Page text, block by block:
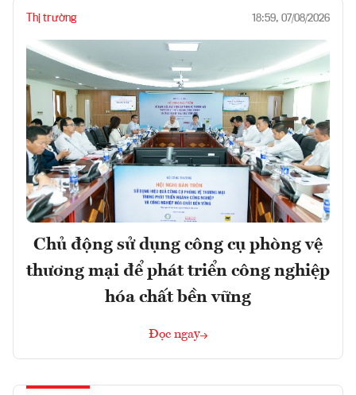
Thị trường 18:59, 07/08/2026
Chủ động sử dụng công cụ phòng vệ
thương mại để phát triển công nghiệp
hóa chất bền vững
Đọc ngay